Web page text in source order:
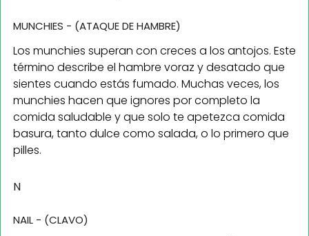
MUNCHIES - (ATAQUE DE HAMBRE)
Los munchies superan con creces a los antojos. Este
término describe el hambre voraz y desatado que
sientes cuando estás fumado. Muchas veces, los
munchies hacen que ignores por completo la
comida saludable y que solo te apetezca comida
basura, tanto dulce como salada, o lo primero que
pilles.
N
NAIL - (CLAVO)